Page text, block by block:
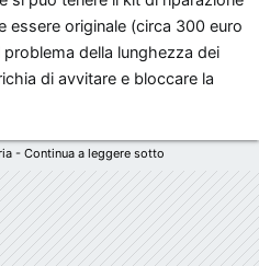
essere originale (circa 300 euro
della lunghezza dei
di avvitare e bloccare la
- Continua a leggere sotto